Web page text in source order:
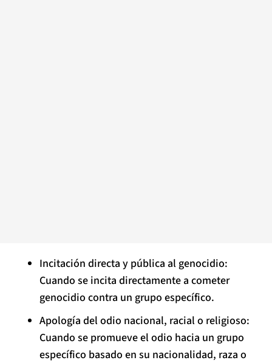
Incitación directa y pública al genocidio:
Cuando se incita directamente a cometer
genocidio contra un grupo específico.
Apología del odio nacional, racial o religioso:
Cuando se promueve el odio hacia un grupo
específico basado en su nacionalidad, raza o